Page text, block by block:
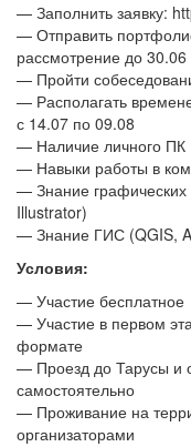
— Заполнить заявку:
— Отправить
рассмотрение до 30.06
— Пройти
— Располагать
с 14.07 по 09.08
— Наличие личного ПК
— Навыки работы в
— Знание
Illustrator)
— Знание ГИС (QGIS,
Условия:
— Участие бесплатное
— Участие в первом
формате
— Проезд до Тарусы и
самостоятельно
— Проживание на
организаторами